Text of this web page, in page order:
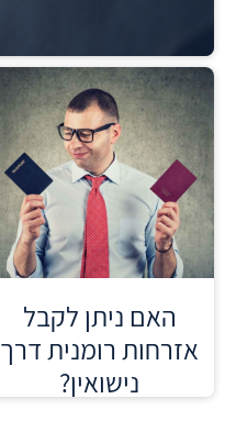
האם ניתן לקבל
אזרחות רומנית דרך
נישואין?